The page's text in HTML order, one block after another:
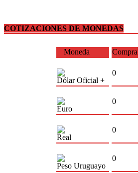
COTIZACIONES DE MONEDAS
Moneda Compra
Dólar Oficial +
0
Euro
0
Real
0
Peso Uruguayo
0